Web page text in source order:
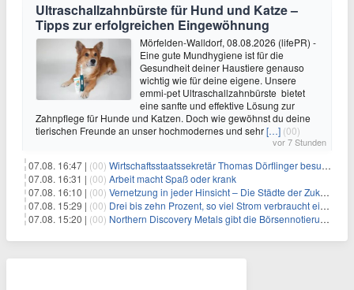
Ultraschallzahnbürste für Hund und Katze –
Tipps zur erfolgreichen Eingewöhnung
Mörfelden-Walldorf, 08.08.2026 (lifePR) -
Eine gute Mundhygiene ist für die
Gesundheit deiner Haustiere genauso
wichtig wie für deine eigene. Unsere
emmi-pet Ultraschallzahnbürste bietet
eine sanfte und effektive Lösung zur
Zahnpflege für Hunde und Katzen. Doch wie gewöhnst du deine
tierischen Freunde an unser hochmodernes und sehr[…] (00)
vor 7 Stunden
07.08. 16:47 | (00) Wirtschaftsstaatssekretär Thomas Dörflinger besucht Handwerksbetrieb im Kammerbezirk Freiburg
07.08. 16:31 | (00) Arbeit macht Spaß oder krank
07.08. 16:10 | (00) Vernetzung in jeder Hinsicht – Die Städte der Zukunft sind grün-blau
07.08. 15:29 | (00) Drei bis zehn Prozent, so viel Strom verbraucht ein Aufzug im Gebäude
07.08. 15:20 | (00) Northern Discovery Metals gibt die Börsennotierung an der Frankfurter Wertpapierbörse bekannt